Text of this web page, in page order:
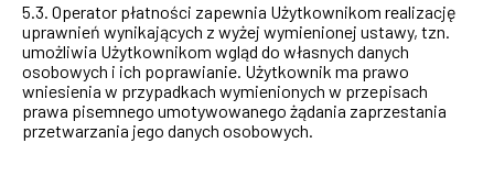
5.3. Operator płatności zapewnia Użytkownikom realizację
uprawnień wynikających z wyżej wymienionej ustawy, tzn.
umożliwia Użytkownikom wgląd do własnych danych
osobowych i ich poprawianie. Użytkownik ma prawo
wniesienia w przypadkach wymienionych w przepisach
prawa pisemnego umotywowanego żądania zaprzestania
przetwarzania jego danych osobowych.